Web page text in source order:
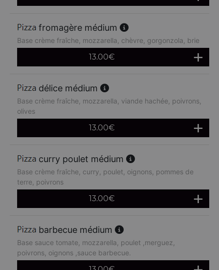
fromagère médium
Base crème fraîche, mozzarella, chèvre, gorgonzola, brie
13.00€
délice médium
Base crème fraîche, mozzarella, viande hachée, poivrons,
olives
13.00€
curry poulet médium
Base crème fraîche, curry, poulet, oignons, pommes de
terre, poivrons
13.00€
barbecue médium
Base sauce tomate, mozzarella, poulet ,merguez,
poivrons, oignons ,sauce barbecue.